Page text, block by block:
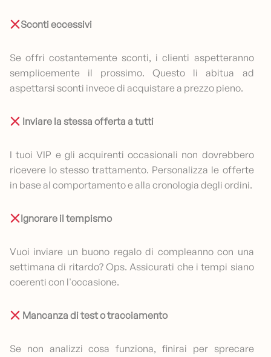
Sconti eccessivi
Se offri costantemente sconti, i clienti aspetteranno
semplicemente il prossimo. Questo li abitua ad
aspettarsi sconti invece di acquistare a prezzo pieno.
Inviare la stessa offerta a tutti
I tuoi VIP e gli acquirenti occasionali non dovrebbero
ricevere lo stesso trattamento. Personalizza le offerte
in base al comportamento e alla cronologia degli ordini.
Ignorare il tempismo
Vuoi inviare un buono regalo di compleanno con una
settimana di ritardo? Ops. Assicurati che i tempi siano
coerenti con l'occasione.
Mancanza di test o tracciamento
Se non analizzi cosa funziona, finirai per sprecare